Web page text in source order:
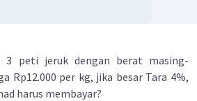
3 peti jeruk dengan berat masing-
Rp12.000 per kg, jika besar Tara 4%,
harus membayar?